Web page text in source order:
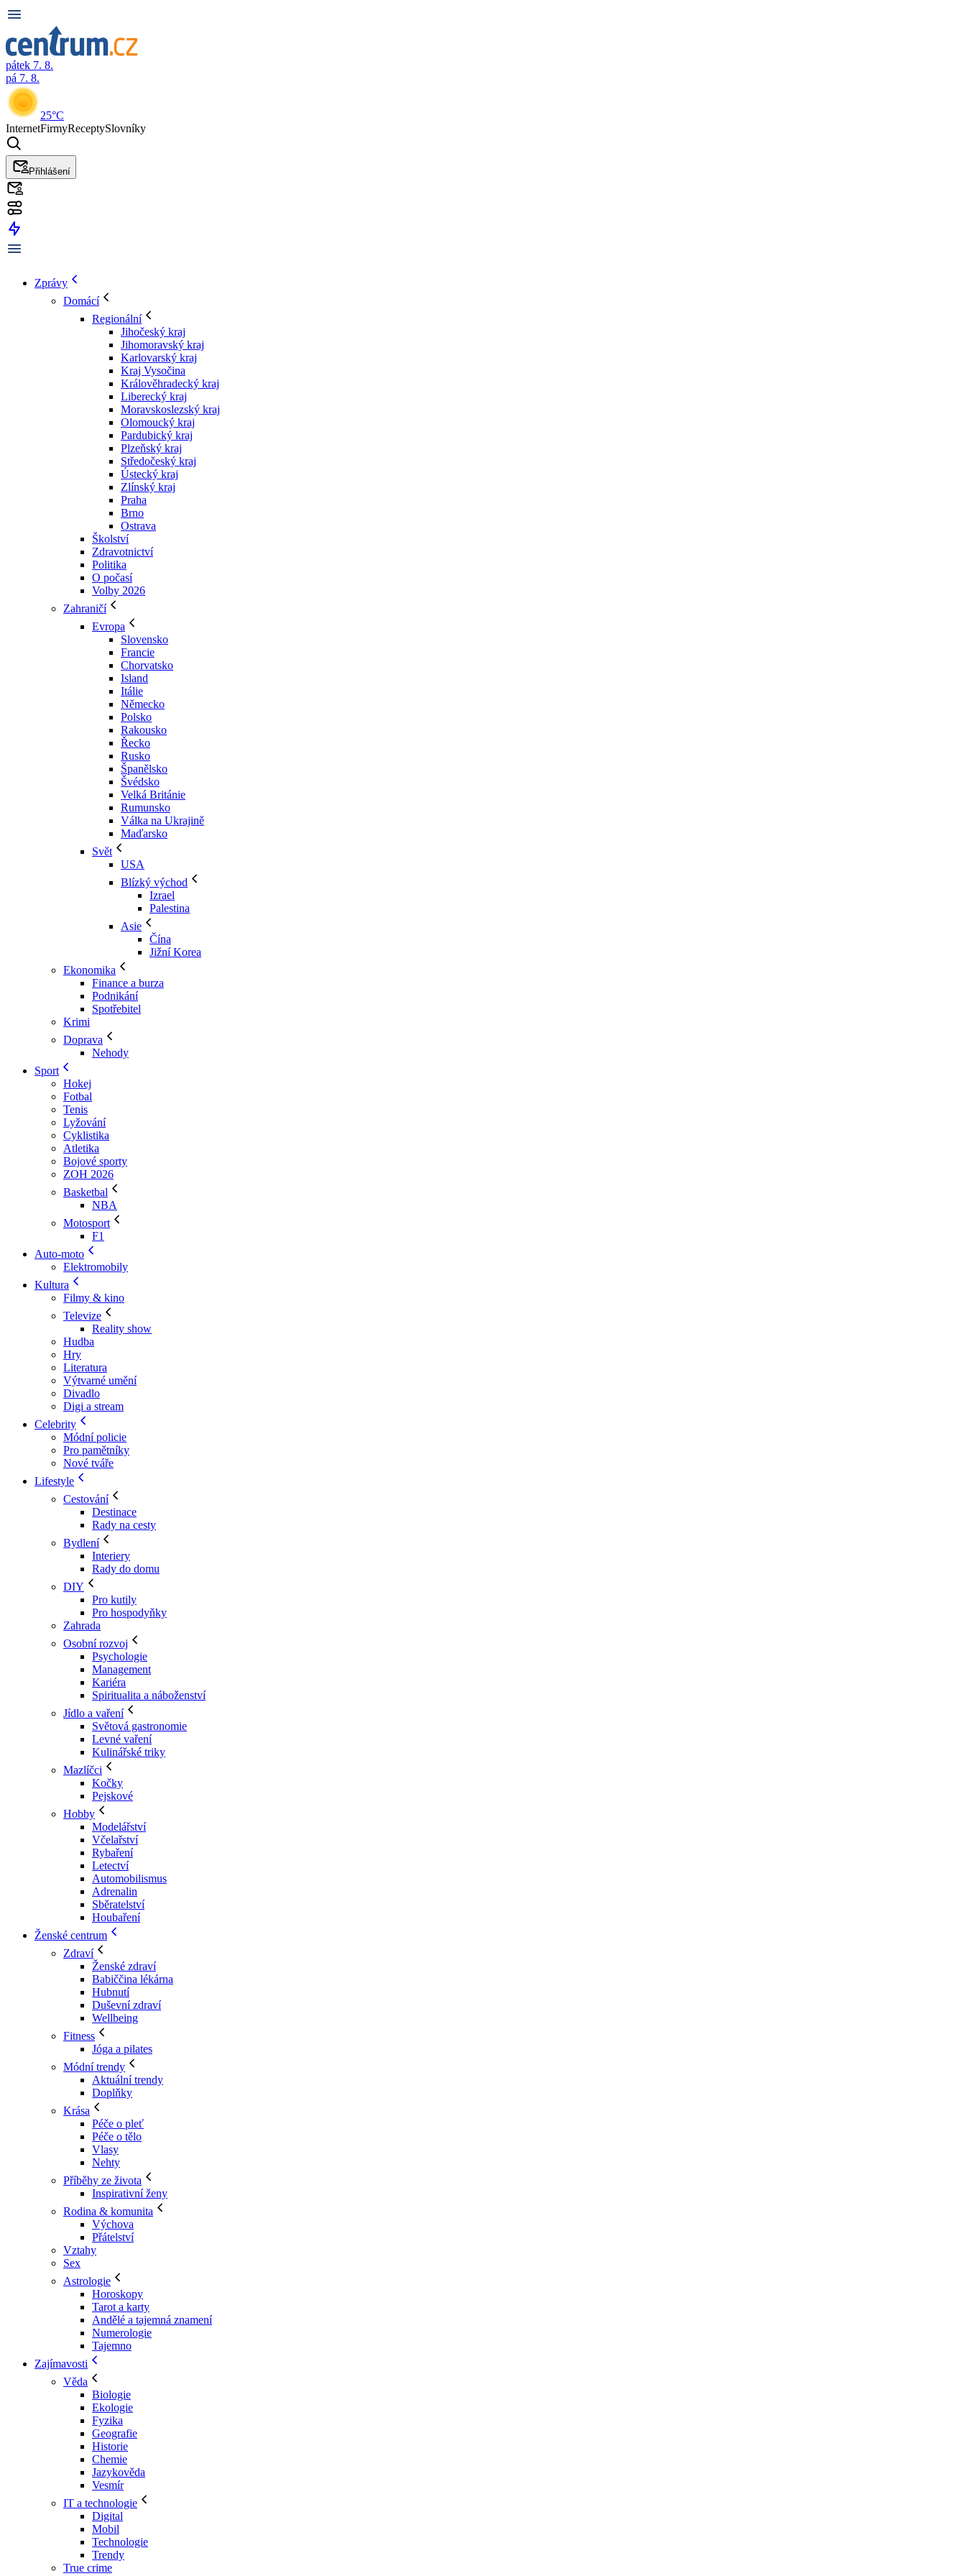
pátek 7. 8.
pá 7. 8.
25°C
InternetFirmyReceptySlovníky
Přihlášení
Zprávy
Domácí
Regionální
Jihočeský kraj
Jihomoravský kraj
Karlovarský kraj
Kraj Vysočina
Králověhradecký kraj
Liberecký kraj
Moravskoslezský kraj
Olomoucký kraj
Pardubický kraj
Plzeňský kraj
Středočeský kraj
Ústecký kraj
Zlínský kraj
Praha
Brno
Ostrava
Školství
Zdravotnictví
Politika
O počasí
Volby 2026
Zahraničí
Evropa
Slovensko
Francie
Chorvatsko
Island
Itálie
Německo
Polsko
Rakousko
Řecko
Rusko
Španělsko
Švédsko
Velká Británie
Rumunsko
Válka na Ukrajině
Maďarsko
Svět
USA
Blízký východ
Izrael
Palestina
Asie
Čína
Jižní Korea
Ekonomika
Finance a burza
Podnikání
Spotřebitel
Krimi
Doprava
Nehody
Sport
Hokej
Fotbal
Tenis
Lyžování
Cyklistika
Atletika
Bojové sporty
ZOH 2026
Basketbal
NBA
Motosport
F1
Auto-moto
Elektromobily
Kultura
Filmy & kino
Televize
Reality show
Hudba
Hry
Literatura
Výtvarné umění
Divadlo
Digi a stream
Celebrity
Módní policie
Pro pamětníky
Nové tváře
Lifestyle
Cestování
Destinace
Rady na cesty
Bydlení
Interiery
Rady do domu
DIY
Pro kutily
Pro hospodyňky
Zahrada
Osobní rozvoj
Psychologie
Management
Kariéra
Spiritualita a náboženství
Jídlo a vaření
Světová gastronomie
Levné vaření
Kulinářské triky
Mazlíčci
Kočky
Pejskové
Hobby
Modelářství
Včelařství
Rybaření
Letectví
Automobilismus
Adrenalin
Sběratelství
Houbaření
Ženské centrum
Zdraví
Ženské zdraví
Babiččina lékárna
Hubnutí
Duševní zdraví
Wellbeing
Fitness
Jóga a pilates
Módní trendy
Aktuální trendy
Doplňky
Krása
Péče o pleť
Péče o tělo
Vlasy
Nehty
Příběhy ze života
Inspirativní ženy
Rodina & komunita
Výchova
Přátelství
Vztahy
Sex
Astrologie
Horoskopy
Tarot a karty
Andělé a tajemná znamení
Numerologie
Tajemno
Zajímavosti
Věda
Biologie
Ekologie
Fyzika
Geografie
Historie
Chemie
Jazykověda
Vesmír
IT a technologie
Digital
Mobil
Technologie
Trendy
True crime